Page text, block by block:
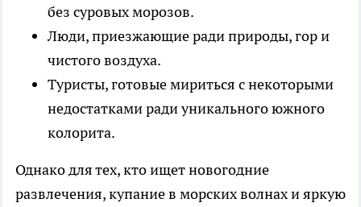
без суровых морозов.
Люди, приезжающие ради природы, гор и
чистого воздуха.
Туристы, готовые мириться с некоторыми
недостатками ради уникального южного
колорита.
Однако для тех, кто ищет новогодние
развлечения, купание в морских волнах и яркую